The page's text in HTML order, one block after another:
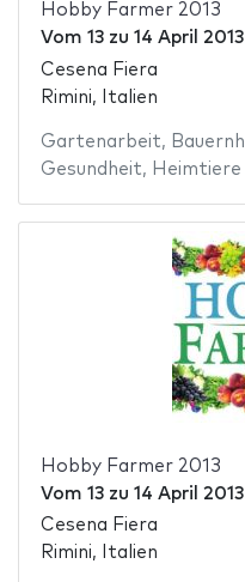
Hobby Farmer 2013
Vom 13zu 14 April 2013
Cesena Fiera
Rimini, Italien
Gartenarbeit,
Gesundheit, Heimtiere
Hobby Farmer 2013
Vom 13zu 14 April 2013
Cesena Fiera
Rimini, Italien